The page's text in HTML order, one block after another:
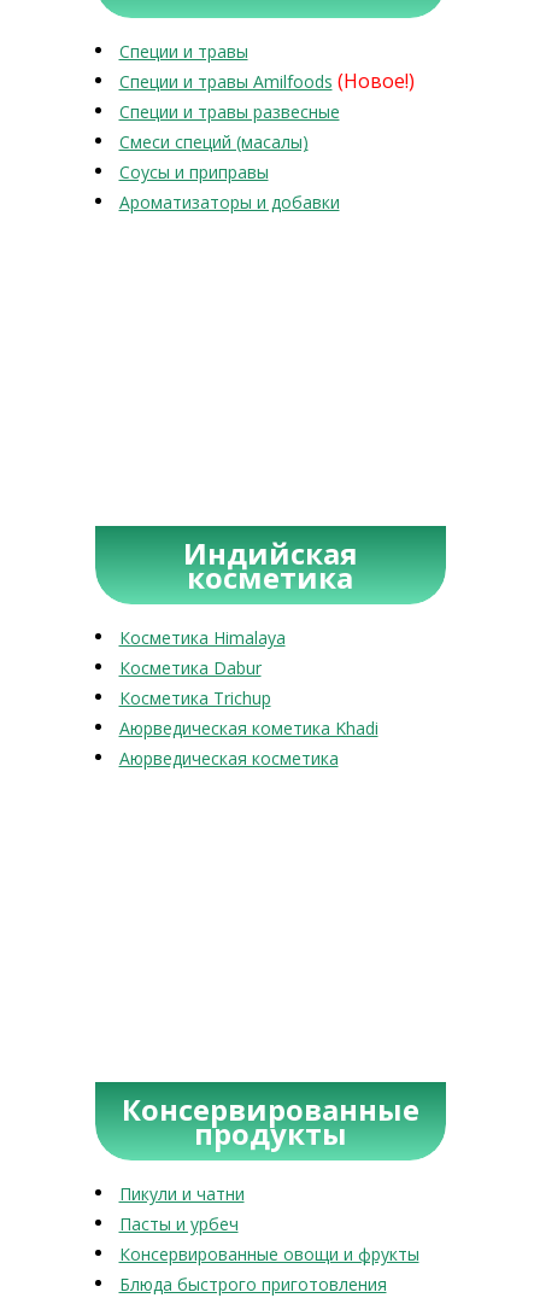
Специи и травы
Специи и травы Amilfoods (Новое!)
Специи и травы развесные
Смеси специй (масалы)
Соусы и приправы
Ароматизаторы и добавки
Индийская
косметика
Косметика Himalaya
Косметика Dabur
Косметика Trichup
Аюрведическая кометика Khadi
Аюрведическая косметика
Консервированные
продукты
Пикули и чатни
Пасты и урбеч
Консервированные овощи и фрукты
Блюда быстрого приготовления